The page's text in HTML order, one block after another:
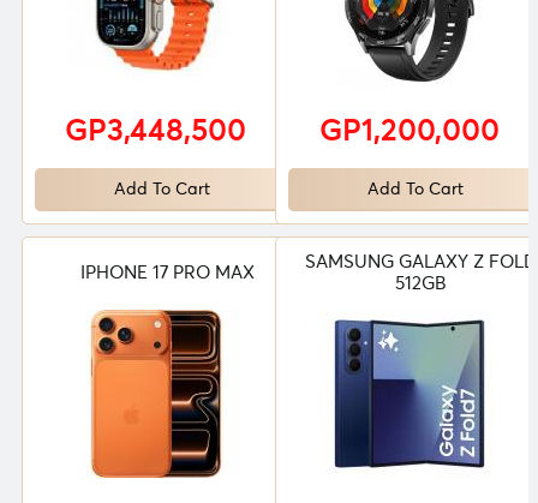
GP3,448,500
Add To Cart
GP1,200,000
Add To Cart
IPHONE 17 PRO MAX
SAMSUNG GALAXY Z FOLD
512GB